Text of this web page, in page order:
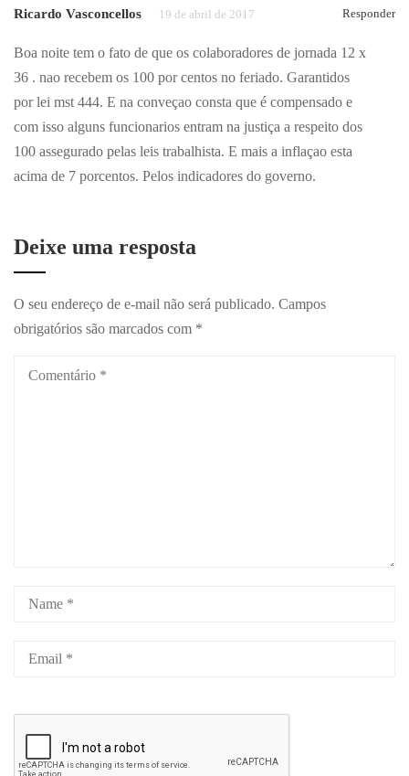
Ricardo Vasconcellos 19 de abril de 2017 Responder
Boa noite tem o fato de que os colaboradores de jornada 12 x
36 . nao recebem os 100 por centos no feriado. Garantidos
por lei mst 444. E na conveçao consta que é compensado e
com isso alguns funcionarios entram na justiça a respeito dos
100 assegurado pelas leis trabalhista. E mais a inflaçao esta
acima de 7 porcentos. Pelos indicadores do governo.
Deixe uma resposta
O seu endereço de e-mail não será publicado. Campos
obrigatórios são marcados com *